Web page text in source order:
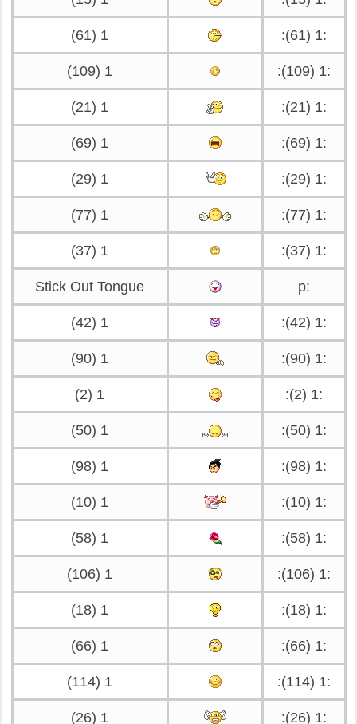
:1 (61):
1 (61)
:1 (109):
1 (109)
:1 (21):
1 (21)
:1 (69):
1 (69)
:1 (29):
1 (29)
:1 (77):
1 (77)
:1 (37):
1 (37)
:p
Stick Out Tongue
:1 (42):
1 (42)
:1 (90):
1 (90)
:1 (2):
1 (2)
:1 (50):
1 (50)
:1 (98):
1 (98)
:1 (10):
1 (10)
:1 (58):
1 (58)
:1 (106):
1 (106)
:1 (18):
1 (18)
:1 (66):
1 (66)
:1 (114):
1 (114)
:1 (26):
1 (26)